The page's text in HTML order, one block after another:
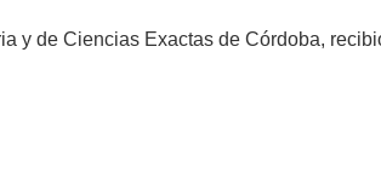
y de Ciencias Exactas de Córdoba,